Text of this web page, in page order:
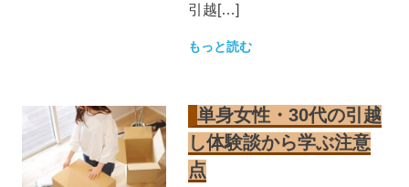
引越[…]
もっと読む
単身女性・30代の引越
し体験談から学ぶ注意
点